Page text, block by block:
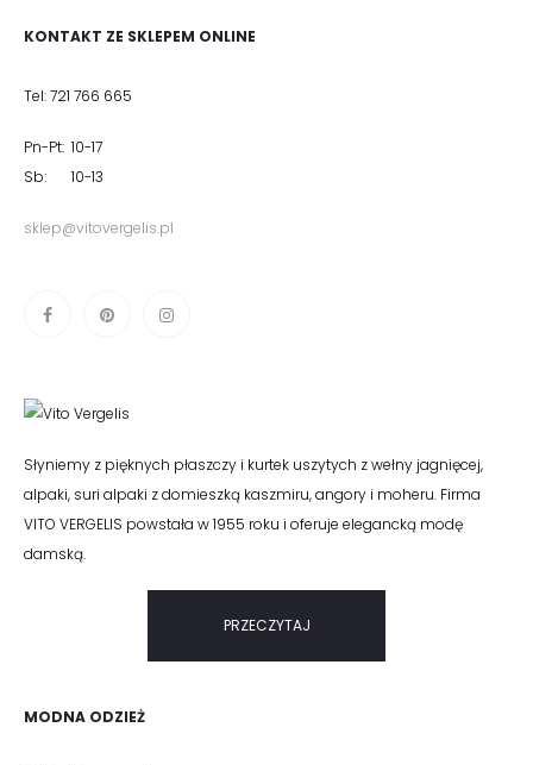
KONTAKT ZE SKLEPEM ONLINE
Tel: 721 766 665
Pn-Pt: 10-17
Sb: 10-13
sklep@vitovergelis.pl
Słyniemy z pięknych płaszczy i kurtek uszytych z wełny jagnięcej,
alpaki, suri alpaki z domieszką kaszmiru, angory i moheru. Firma
VITO VERGELIS powstała w 1955 roku i oferuje elegancką modę
damską.
PRZECZYTAJ
MODNA ODZIEŻ